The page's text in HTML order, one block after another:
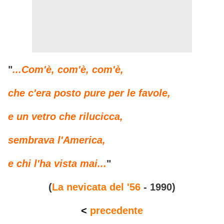
"...Com'è, com'è, com'è,
che c'era posto pure per le favole,
e un vetro che rilucicca,
sembrava l'America,
e chi l'ha vista mai..."
(La nevicata del '56 - 1990)
< precedente